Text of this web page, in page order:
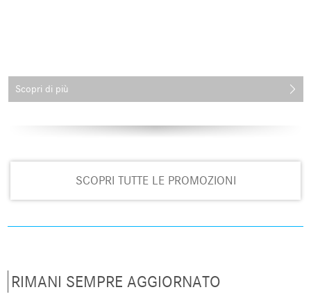
Scopri di più
SCOPRI TUTTE LE PROMOZIONI
RIMANI SEMPRE AGGIORNATO